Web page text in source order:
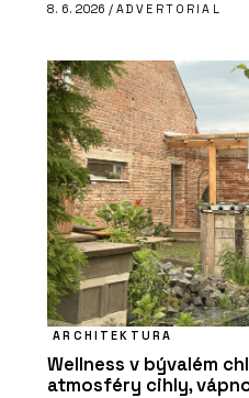
8. 6. 2026 / ADVERTORIAL
ARCHITEKTURA
Wellness v bývalém
atmosféry cihly,